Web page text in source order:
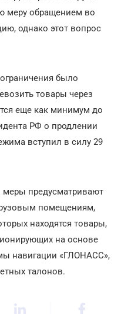
меру обращением во
однако этот вопрос
было
товары через
еще как минимум до
РФ о продлении
вступил в силу 29
предусматривают
помещениям,
находятся товары,
на основе
навигации «ГЛОНАСС»,
талонов.